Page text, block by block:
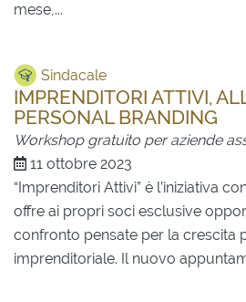
mese,...
Sindacale
IMPRENDITORI ATTIVI,
PERSONAL BRANDING
Workshop gratuito per aziende
11 ottobre 2023
“Imprenditori Attivi” è l’iniziativa
offre ai propri soci esclusive
confronto pensate per la crescita
imprenditoriale. Il nuovo